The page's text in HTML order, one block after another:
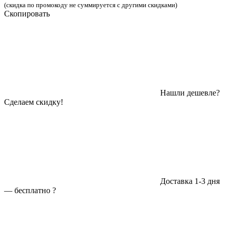
(скидка по промокоду не суммируется с другими скидками)
Скопировать
Нашли дешевле?
Сделаем скидку!
Доставка 1-3 дня
— бесплатно ?